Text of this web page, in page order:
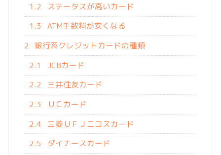
1.2
ステータスが高いカード
1.3
ATM手数料が安くなる
2 銀行系クレジットカードの種類
2.1
JCBカード
2.2
三井住友カード
2.3
ＵＣカード
2.4
三菱ＵＦＪニコスカード
2.5
ダイナースカード